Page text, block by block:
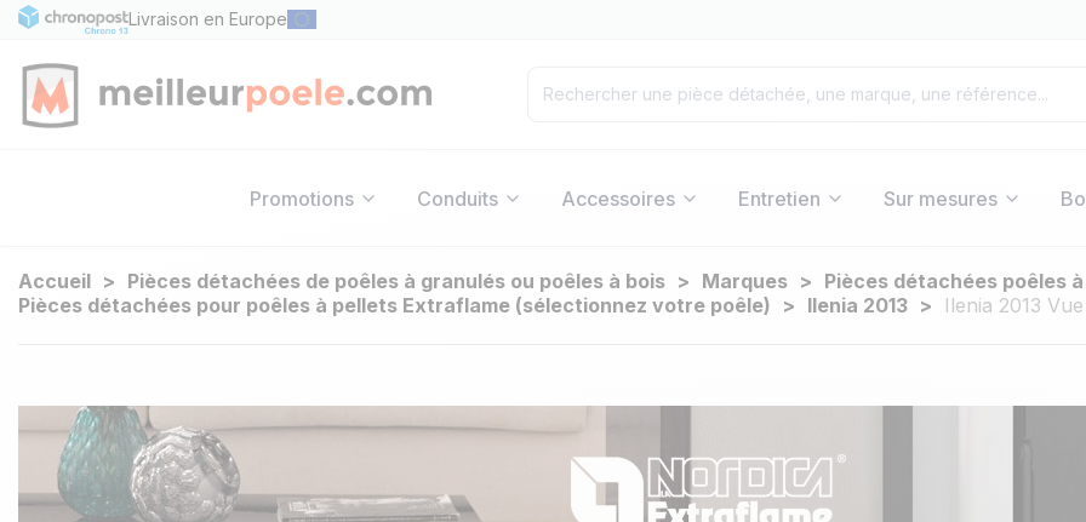
Livraison en Europe
Promotions Conduits Accessoires Entretien Sur mesures
Accueil Pièces détachées de poêles à granulés ou poêles à bois Marques
Pièces détachées poêles
Pièces détachées pour poêles à pellets Extraflame (sélectionnez votre poêle)
Ilenia 2013 Ilenia 2013